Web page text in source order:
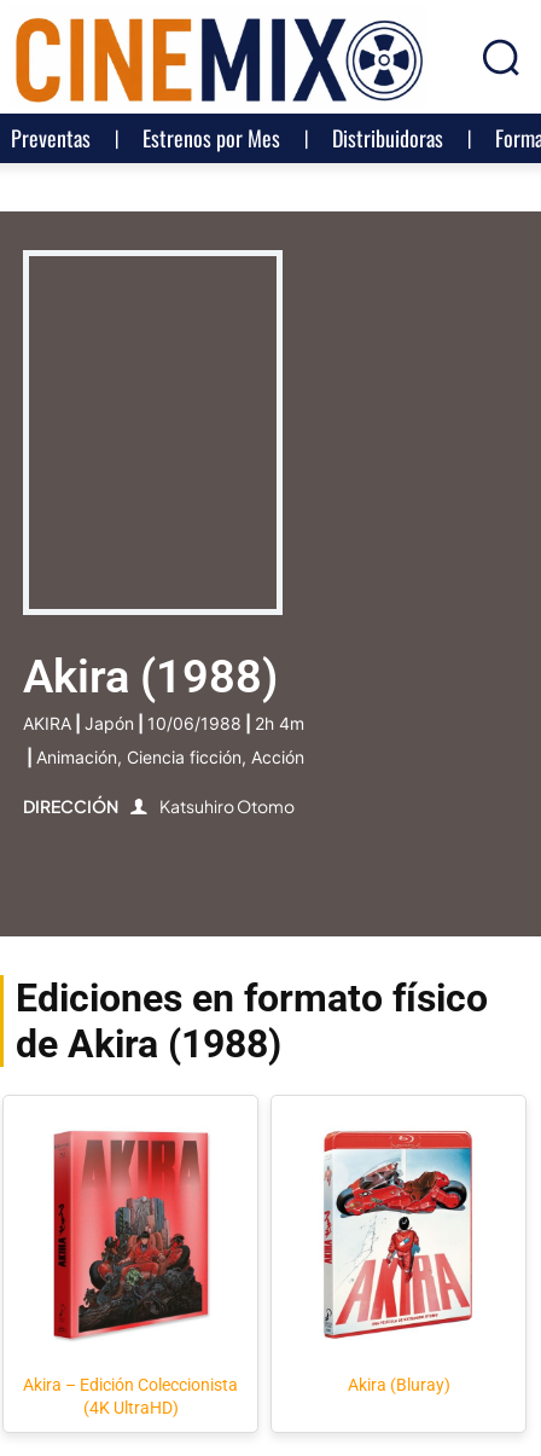
Preventas Estrenos por Mes Distribuidoras
Akira (1988)
AKIRA Japón 10/06/1988
2h 4m
Animación, Ciencia ficción, Acción
DIRECCIÓN Katsuhiro Otomo
Ediciones en formato físico
de Akira (1988)
Akira – Edición Coleccionista
(4K UltraHD)
Akira (Bluray)